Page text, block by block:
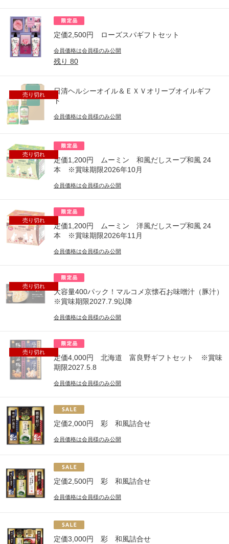
定価2,500円 ローズスパギフトセット
会員価格は会員様のみ公開
残り 80
日清ヘルシーオイル＆ＥＸＶオリーブオイルギフ
ト
会員価格は会員様のみ公開
売り切れ
定価1,200円 ムーミン 和風だしスープ和風 24
本 ※賞味期限2026年10月
会員価格は会員様のみ公開
売り切れ
定価1,200円 ムーミン 洋風だしスープ和風 24
本 ※賞味期限2026年11月
会員価格は会員様のみ公開
売り切れ
大容量400パック！マルコメ京懐石お味噌汁（豚汁）
※賞味期限2027.7.9以降
会員価格は会員様のみ公開
売り切れ
定価4,000円 北海道 富良野ギフトセット ※賞味
期限2027.5.8
会員価格は会員様のみ公開
売り切れ
定価2,000円 彩 和風詰合せ
会員価格は会員様のみ公開
定価2,500円 彩 和風詰合せ
会員価格は会員様のみ公開
定価3,000円 彩 和風詰合せ